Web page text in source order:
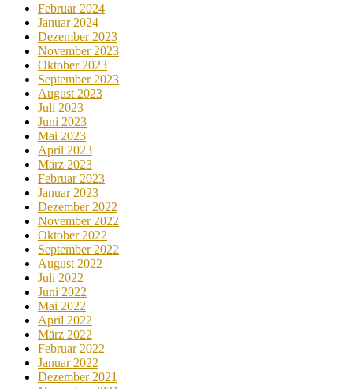
Februar 2024
Januar 2024
Dezember 2023
November 2023
Oktober 2023
September 2023
August 2023
Juli 2023
Juni 2023
Mai 2023
April 2023
März 2023
Februar 2023
Januar 2023
Dezember 2022
November 2022
Oktober 2022
September 2022
August 2022
Juli 2022
Juni 2022
Mai 2022
April 2022
März 2022
Februar 2022
Januar 2022
Dezember 2021